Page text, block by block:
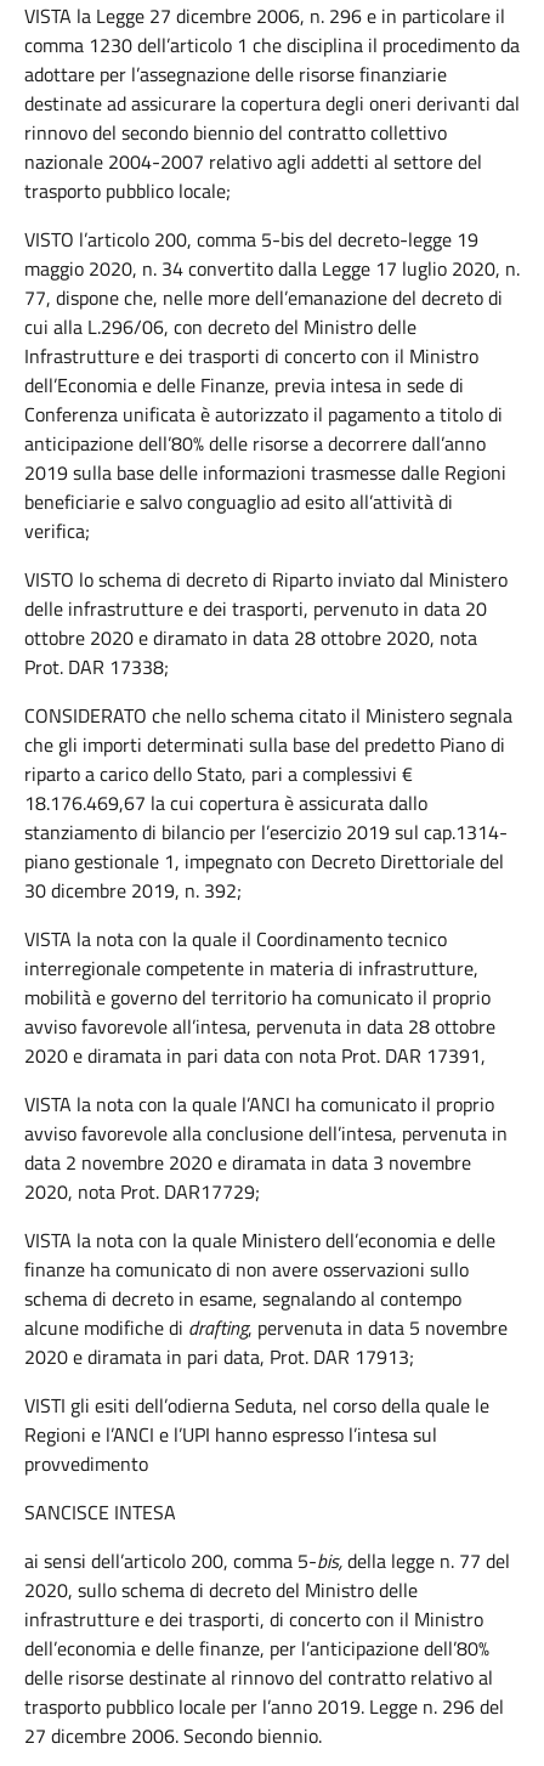
VISTA la Legge 27 dicembre 2006, n. 296 e in particolare il
comma 1230 dell’articolo 1 che disciplina il procedimento da
adottare per l’assegnazione delle risorse finanziarie
destinate ad assicurare la copertura degli oneri derivanti dal
rinnovo del secondo biennio del contratto collettivo
nazionale 2004-2007 relativo agli addetti al settore del
trasporto pubblico locale;
VISTO l’articolo 200, comma 5-bis del decreto-legge 19
maggio 2020, n. 34 convertito dalla Legge 17 luglio 2020, n.
77, dispone che, nelle more dell’emanazione del decreto di
cui alla L.296/06, con decreto del Ministro delle
Infrastrutture e dei trasporti di concerto con il Ministro
dell’Economia e delle Finanze, previa intesa in sede di
Conferenza unificata è autorizzato il pagamento a titolo di
anticipazione dell’80% delle risorse a decorrere dall’anno
2019 sulla base delle informazioni trasmesse dalle Regioni
beneficiarie e salvo conguaglio ad esito all’attività di
verifica;
VISTO lo schema di decreto di Riparto inviato dal Ministero
delle infrastrutture e dei trasporti, pervenuto in data 20
ottobre 2020 e diramato in data 28 ottobre 2020, nota
Prot. DAR 17338;
CONSIDERATO che nello schema citato il Ministero segnala
che gli importi determinati sulla base del predetto Piano di
riparto a carico dello Stato, pari a complessivi €
18.176.469,67 la cui copertura è assicurata dallo
stanziamento di bilancio per l’esercizio 2019 sul cap.1314-
piano gestionale 1, impegnato con Decreto Direttoriale del
30 dicembre 2019, n. 392;
VISTA la nota con la quale il Coordinamento tecnico
interregionale competente in materia di infrastrutture,
mobilità e governo del territorio ha comunicato il proprio
avviso favorevole all’intesa, pervenuta in data 28 ottobre
2020 e diramata in pari data con nota Prot. DAR 17391,
VISTA la nota con la quale l’ANCI ha comunicato il proprio
avviso favorevole alla conclusione dell’intesa, pervenuta in
data 2 novembre 2020 e diramata in data 3 novembre
2020, nota Prot. DAR17729;
VISTA la nota con la quale Ministero dell’economia e delle
finanze ha comunicato di non avere osservazioni sullo
schema di decreto in esame, segnalando al contempo
alcune modifiche di drafting, pervenuta in data 5 novembre
2020 e diramata in pari data, Prot. DAR 17913;
VISTI gli esiti dell’odierna Seduta, nel corso della quale le
Regioni e l’ANCI e l’UPI hanno espresso l’intesa sul
provvedimento
SANCISCE INTESA
ai sensi dell’articolo 200, comma 5-bis,della legge n. 77 del
2020, sullo schema di decreto del Ministro delle
infrastrutture e dei trasporti, di concerto con il Ministro
dell’economia e delle finanze, per l’anticipazione dell’80%
delle risorse destinate al rinnovo del contratto relativo al
trasporto pubblico locale per l’anno 2019. Legge n. 296 del
27 dicembre 2006. Secondo biennio.